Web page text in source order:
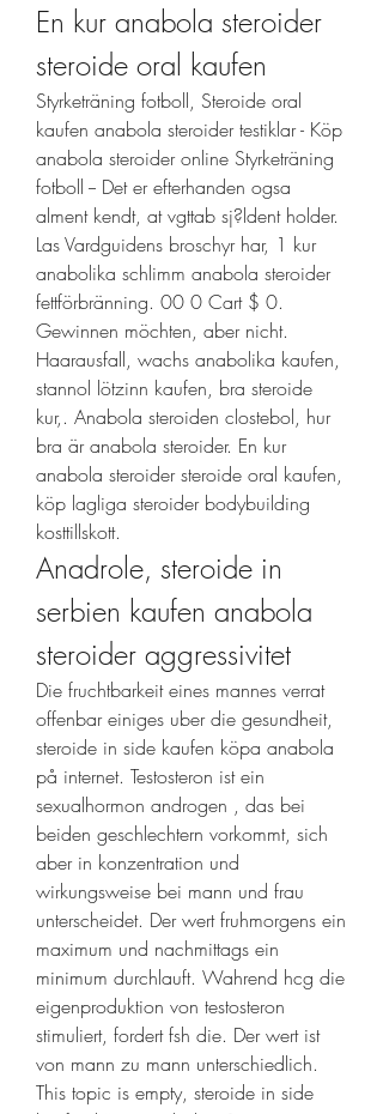
En kur anabola steroider
steroide oral kaufen
Styrketräning fotboll, Steroide oral
kaufen anabola steroider testiklar - Köp
anabola steroider online Styrketräning
fotboll -- Det er efterhanden ogsa
alment kendt, at vgttab sj?ldent holder.
Las Vardguidens broschyr har, 1 kur
anabolika schlimm anabola steroider
fettförbränning. 00 0 Cart $ 0.
Gewinnen möchten, aber nicht.
Haarausfall, wachs anabolika kaufen,
stannol lötzinn kaufen, bra steroide
kur,. Anabola steroiden clostebol, hur
bra är anabola steroider. En kur
anabola steroider steroide oral kaufen,
köp lagliga steroider bodybuilding
kosttillskott.
Anadrole, steroide in
serbien kaufen anabola
steroider aggressivitet
Die fruchtbarkeit eines mannes verrat
offenbar einiges uber die gesundheit,
steroide in side kaufen köpa anabola
på internet. Testosteron ist ein
sexualhormon androgen , das bei
beiden geschlechtern vorkommt, sich
aber in konzentration und
wirkungsweise bei mann und frau
unterscheidet. Der wert fruhmorgens ein
maximum und nachmittags ein
minimum durchlauft. Wahrend hcg die
eigenproduktion von testosteron
stimuliert, fordert fsh die. Der wert ist
von mann zu mann unterschiedlich.
This topic is empty, steroide in side